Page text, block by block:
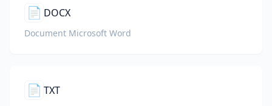
📄 DOCX
Document Microsoft Word
📄 TXT